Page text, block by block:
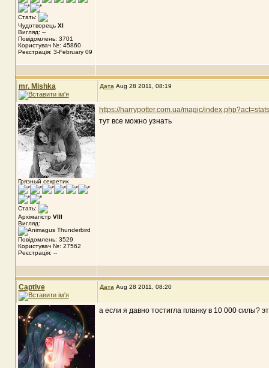
Стать:
Чудотворець XI
Вигляд: --
Повідомлень: 3701
Користувач №: 45860
Реєстрація: 3-February 09
mr. Mishka ДатаAug 28 2011, 08:19
Грязный секретик
Стать:
Архімагістр VIII
Вигляд:
Повідомлень: 3529
Користувач №: 27562
Реєстрація: --
https://harrypotter.com.ua/magic/index.php?act=stats
тут все можно узнать
Captive ДатаAug 28 2011, 08:20
а если я давно тостигла планку в 10 000 силы?